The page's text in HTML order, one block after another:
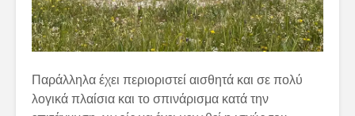
Παράλληλα έχει περιοριστεί αισθητά και σε πολύ
λογικά πλαίσια και το σπινάρισμα κατά την